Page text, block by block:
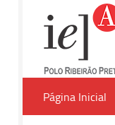
Página Inicial